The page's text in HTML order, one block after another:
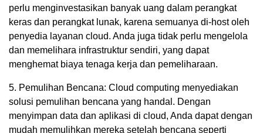
perlu menginvestasikan banyak uang dalam perangkat
keras dan perangkat lunak, karena semuanya di-host oleh
penyedia layanan cloud. Anda juga tidak perlu mengelola
dan memelihara infrastruktur sendiri, yang dapat
menghemat biaya tenaga kerja dan pemeliharaan.
5. Pemulihan Bencana: Cloud computing menyediakan
solusi pemulihan bencana yang handal. Dengan
menyimpan data dan aplikasi di cloud, Anda dapat dengan
mudah memulihkan mereka setelah bencana seperti